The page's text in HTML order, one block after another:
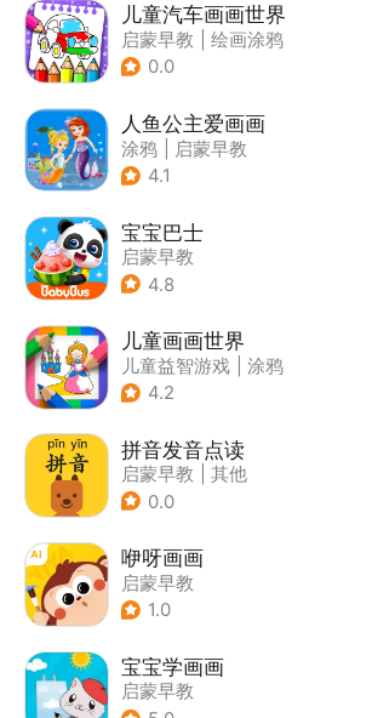
儿童汽车画画世界
启蒙早教
绘画涂鸦
0.0
人鱼公主爱画画
涂鸦
启蒙早教
4.1
宝宝巴士
启蒙早教
| 儿童益智游戏
4.8
儿童画画世界
儿童益智游戏
涂鸦
4.2
拼音发音点读
启蒙早教
其他
0.0
咿呀画画
启蒙早教
1.0
宝宝学画画
启蒙早教